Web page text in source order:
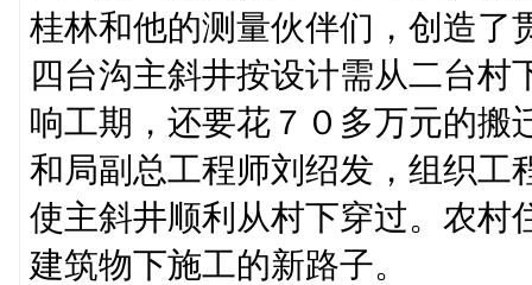
桂林和他的测量伙伴们，创造了
四台沟主斜井按设计需从二台村
响工期，还要花７０多万元的搬
和局副总工程师刘绍发，组织工
使主斜井顺利从村下穿过。农村
建筑物下施工的新路子。